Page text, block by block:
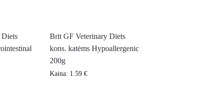
Brit GF Veterinary Diets
kons. katėms Hypoallergenic
200g
Kaina: 1.59 €